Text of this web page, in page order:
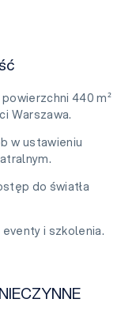
440 m²
Warszawa.
w ustawieniu
do światła
i szkolenia.